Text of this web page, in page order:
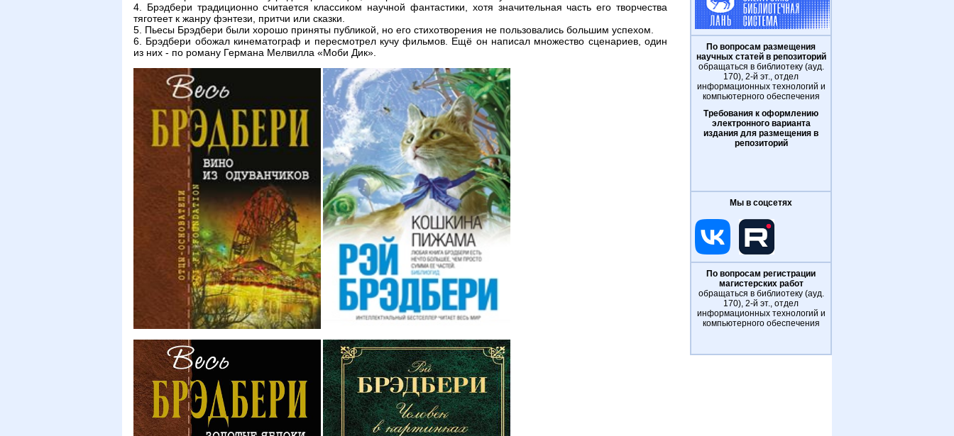
4. Брэдбери традиционно считается классиком научной фантастики, хотя значительная часть его творчества
тяготеет к жанру фэнтези, притчи или сказки.
5. Пьесы Брэдбери были хорошо приняты публикой, но его стихотворения не пользовались большим успехом.
6. Брэдбери обожал кинематограф и пересмотрел кучу фильмов. Ещё он написал множество сценариев, один
из них - по роману Германа Мелвилла «Моби Дик».
По вопросам размещения
научных статей в репозиторий
обращаться в библиотеку (ауд.
170), 2-й эт., отдел
информационных технологий и
компьютерного обеспечения
Требования к оформлению
электронного варианта
издания для размещения в
репозиторий
Мы в соцсетях
По вопросам регистрации
магистерских работ
обращаться в библиотеку (ауд.
170), 2-й эт., отдел
информационных технологий и
компьютерного обеспечения